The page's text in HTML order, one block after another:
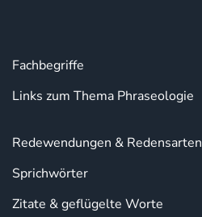
Fachbegriffe
Links zum Thema Phraseologie
Redewendungen & Redensarten
Sprichwörter
Zitate & geflügelte Worte